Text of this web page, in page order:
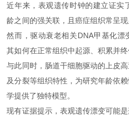
近年来，表观遗传时钟的建立证实
龄之间的强关联，且癌症组织常呈
然而，驱动衰老相关DNA甲基化漂
其如何在正常组织中起源、积累并
与此同时，肠道干细胞驱动的上皮高
及分裂等组织特性，为研究年龄依
学提供了独特模型。
现有证据提示，表观遗传漂变可能